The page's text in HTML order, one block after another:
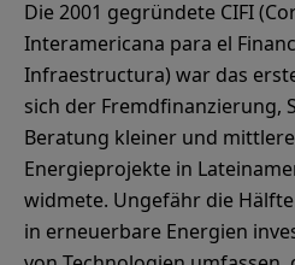
Die 2001 gegründete CIFI
Interamericana para el
Infraestructura) war das
sich der Fremdfinanzierung,
Beratung kleiner und
Energieprojekte in
widmete. Ungefähr die
in erneuerbare Energien